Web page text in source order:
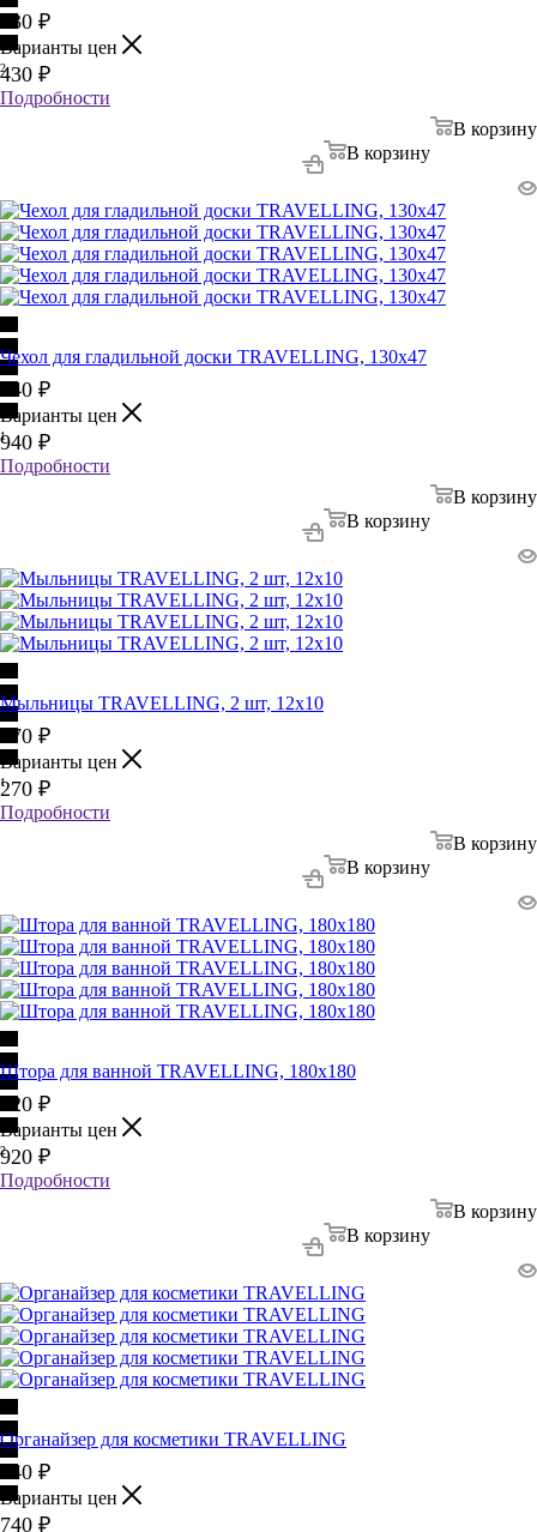
2
430 ₽
Варианты цен
430 ₽
Подробности
В корзину
В корзину
1
Чехол для гладильной доски TRAVELLING, 130х47
940 ₽
Варианты цен
940 ₽
Подробности
В корзину
В корзину
1
Мыльницы TRAVELLING, 2 шт, 12х10
270 ₽
Варианты цен
270 ₽
Подробности
В корзину
В корзину
2
Штора для ванной TRAVELLING, 180х180
920 ₽
Варианты цен
920 ₽
Подробности
В корзину
В корзину
Органайзер для косметики TRAVELLING
740 ₽
Варианты цен
740 ₽